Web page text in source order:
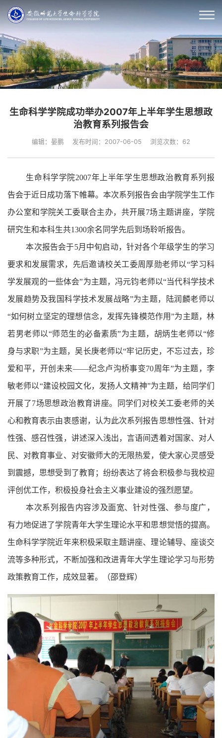
生命科学学院成功举办2007年上半年学生思想政
治教育系列报告会
编辑：晏鹏 发布时间：2007-06-05 浏览次数： 62
生命科学学院2007年上半年学生思想政治教育系列报
告会于近日成功落下帷幕。本次系列报告会由学院学生工作
办公室和学院关工委联合主办，共开展7场主题讲座，学院
研究生和本科生共1300余名同学先后到场聆听报告。
本次报告会于5月中旬启动，针对各个年级学生的学习
要求和发展需求，先后邀请校关工委周厚勋老师以“学习科
学发展观的一些体会”为主题， 冯元钧老师以“当代科学技术
发展趋势及我国科学技术发展战略”为主题， 陆润麟老师以
“如何树立坚定的理想信念，发挥先锋模范作用”为主题， 林
若男老师以“师范生的必备素质”为主题， 胡炳生老师以“修
身与求职”为主题，吴长庚老师以“牢记历史，不忘过去，珍
爱和平，开创未来——纪念卢沟桥事变70周年”为主题，李
敏老师以“建设校园文化，发扬人文精神”为主题，给同学们
开展了7场思想政治教育讲座。同学们对校关工委老师的关
心和教育表示由衷感谢，认为此次系列报告思想性强、针对
性强、感召性强，讲述深入浅出，言语间透着对国家、对人
民、对教育事业、对安徽师大的无限热爱，使大家心灵感受
到震撼，思想受到了教育；纷纷表达了将会积极参与我校迎
评创优工作，积极投身社会主义事业建设的强烈愿望。
本次系列报告内容涉及面宽、针对性强、参与度广，
有力地促进了学院青年大学生理论水平和思想觉悟的提高。
生命科学学院近年来积极采取主题讲座、理论辅导、座谈交
流等多种形式，不断加强和改进青年大学生理论学习与形势
政策教育工作，成效显著。（邵登辉）